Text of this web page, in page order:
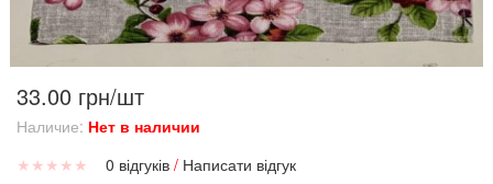
33.00 грн/шт
Наличие: Нет в наличии
★ ★ ★ ★ ★ 0 відгуків / Написати відгук